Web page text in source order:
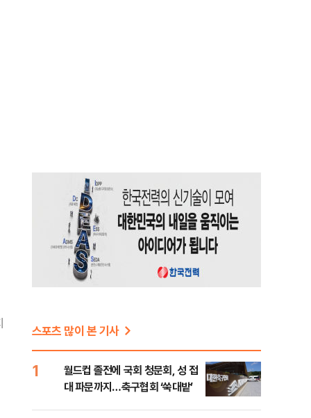
스포츠 많이 본 기사
1
월드컵 졸전에 국회 청문회, 성 접
대 파문까지…축구협회 ‘쑥대밭’